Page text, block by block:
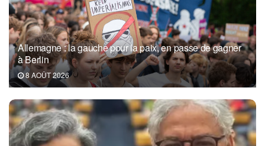
Allemagne : la gauche pour la paix, en passe de gagner
à Berlin
8 AOÛT 2026